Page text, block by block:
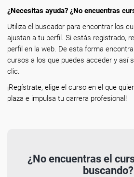
¿Necesitas ayuda? ¿No encuentras
Utiliza el buscador para encontrar los
ajustan a tu perfil. Si estás registrado,
perfil en la web. De esta forma
cursos a los que puedes acceder y así
clic.
¡Regístrate, elige el curso en el que
plaza e impulsa tu carrera profesional!
¿No encuentras el
buscando?